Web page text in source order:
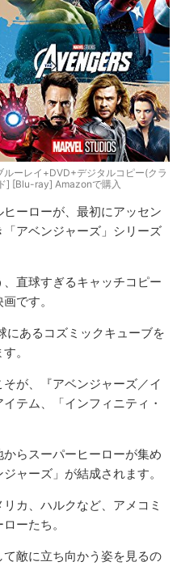
ーレイ+DVD+デジタルコピー(クラ
] [Blu-ray] Amazonで購入
ーローが、最初にアッセン
アベンジャーズ」シリーズ
、直球すぎるキャッチコピー
です。
にあるコズミックキューブを
。
が、『アベンジャーズ／イ
テム、「インフィニティ・
らスーパーヒーローが集め
ャーズ」が結成されます。
カ、ハルクなど、アメコミ
ーたち。
敵に立ち向かう姿を見るの